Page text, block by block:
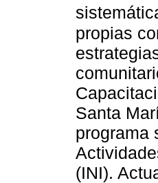
propias
Santa
programa
(INI).